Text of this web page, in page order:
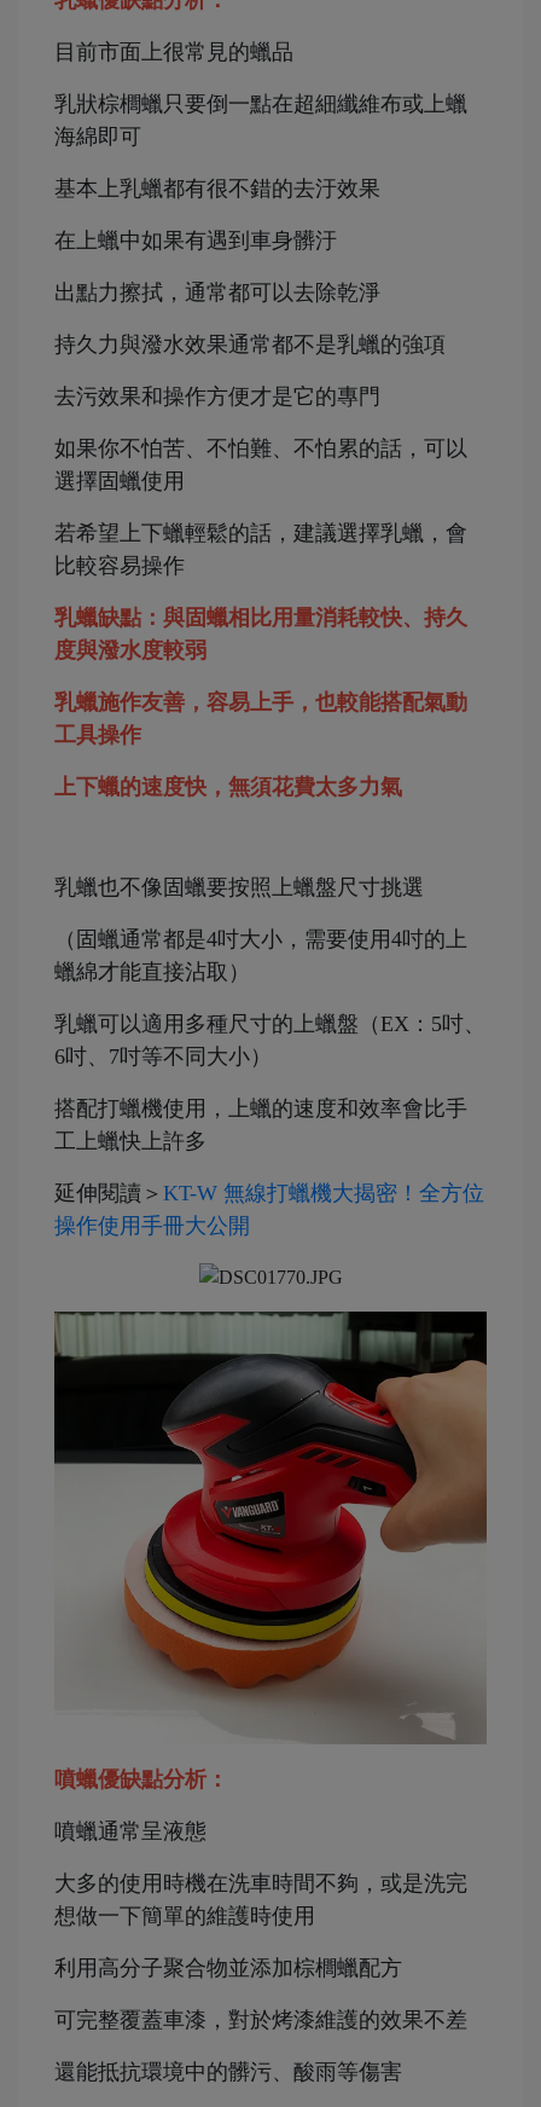
目前市面上很常見的蠟品
乳狀棕櫚蠟只要倒一點在超細纖維布或上蠟
海綿即可
基本上乳蠟都有很不錯的去汙效果
在上蠟中如果有遇到車身髒汙
出點力擦拭，通常都可以去除乾淨
持久力與潑水效果通常都不是乳蠟的強項
去污效果和操作方便才是它的專門
如果你不怕苦、不怕難、不怕累的話， 可以
選擇固蠟使用
若希望上下蠟輕鬆的話，建議選擇乳蠟，會
比較容易操作
乳蠟缺點：與固蠟相比用量消耗較快、持久
度與潑水度較弱
乳蠟施作友善，容易上手， 也較能搭配氣動
工具操作
上下蠟的速度快，無須花費太多力氣
乳蠟也不像固蠟要按照上蠟盤尺寸挑選
（固蠟通常都是4吋大小，需要使用4吋的上
蠟綿才能直接沾取）
乳蠟可以適用多種尺寸的上蠟盤（EX：5吋、
6吋、7吋等不同大小）
搭配打蠟機使用，上蠟的速度和效率會比手
工上蠟快上許多
延伸閱讀＞ KT-W 無線打蠟機大揭密！全方位
操作使用手冊大公開
噴蠟優缺點分析：
噴蠟通常呈液態
大多的使用時機在洗車時間不夠，或是洗完
想做一下簡單的維護時使用
利用高分子聚合物並添加棕櫚蠟配方
可完整覆蓋車漆，對於烤漆維護的效果不差
還能抵抗環境中的髒污、酸雨等傷害